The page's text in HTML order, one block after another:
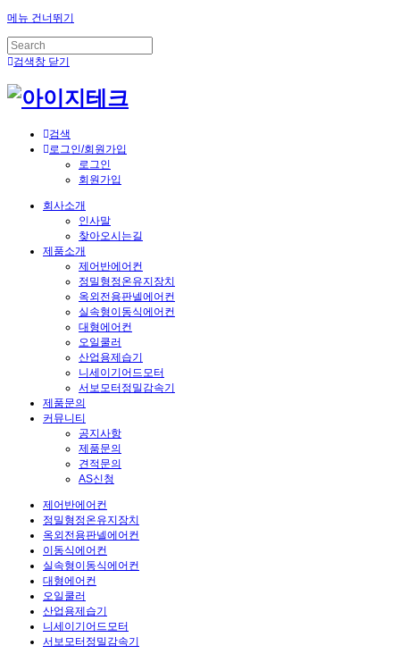
메뉴 건너뛰기
검색창 닫기
검색
로그인/회원가입
로그인
회원가입
회사소개
인사말
찾아오시는길
제품소개
제어반에어컨
정밀형정온유지장치
옥외전용판넬에어컨
실속형이동식에어컨
대형에어컨
오일쿨러
산업용제습기
니세이기어드모터
서보모터정밀감속기
제품문의
커뮤니티
공지사항
제품문의
견적문의
AS신청
제어반에어컨
정밀형정온유지장치
옥외전용판넬에어컨
이동식에어컨
실속형이동식에어컨
대형에어컨
오일쿨러
산업용제습기
니세이기어드모터
서보모터정밀감속기